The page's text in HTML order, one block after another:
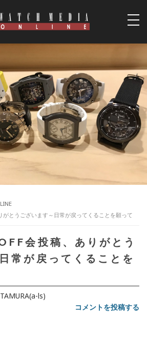
がとうございます～日常が戻ってくることを願って
会投稿、ありがとう
常が戻ってくることを
ls)
コメントを投稿する